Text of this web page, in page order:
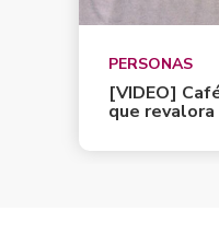
PERSONAS
[VIDEO]
que